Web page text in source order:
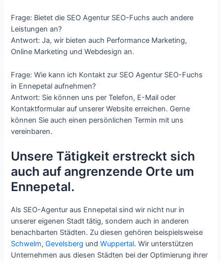
Frage: Bietet die SEO Agentur SEO-Fuchs auch andere
Leistungen an?
Antwort: Ja, wir bieten auch Performance Marketing,
Online Marketing und Webdesign an.
Frage: Wie kann ich Kontakt zur SEO Agentur SEO-Fuchs
in Ennepetal aufnehmen?
Antwort: Sie können uns per Telefon, E-Mail oder
Kontaktformular auf unserer Website erreichen. Gerne
können Sie auch einen persönlichen Termin mit uns
vereinbaren.
Unsere Tätigkeit erstreckt sich
auch auf angrenzende Orte um
Ennepetal.
Als SEO-Agentur aus Ennepetal sind wir nicht nur in
unserer eigenen Stadt tätig, sondern auch in anderen
benachbarten Städten. Zu diesen gehören beispielsweise
Schwelm,Gevelsberg undWuppertal. Wir unterstützen
Unternehmen aus diesen Städten bei der Optimierung ihrer